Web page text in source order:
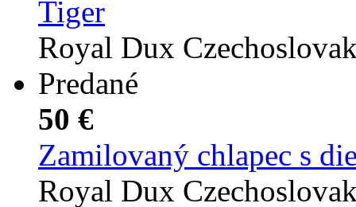
Tiger
Royal Dux
Predané
50 €
Zamilovaný chlapec s
Royal Dux